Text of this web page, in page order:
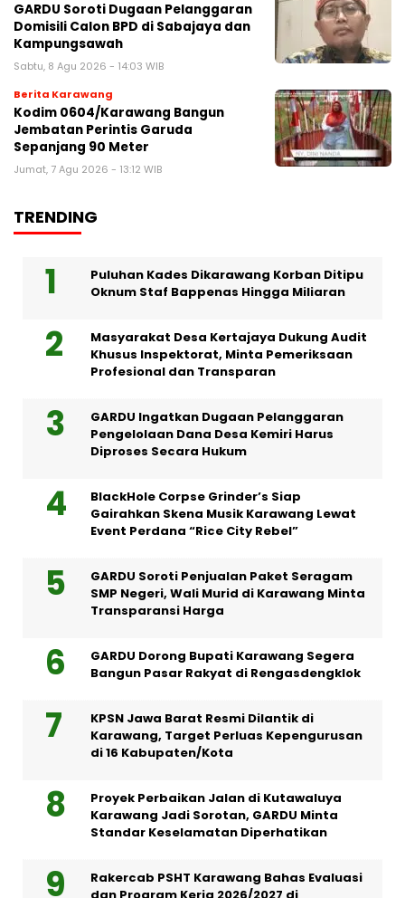
GARDU Soroti Dugaan Pelanggaran
Domisili Calon BPD di Sabajaya dan
Kampungsawah
Sabtu, 8 Agu 2026 - 14:03 WIB
Berita Karawang
Kodim 0604/Karawang Bangun
Jembatan Perintis Garuda
Sepanjang 90 Meter
Jumat, 7 Agu 2026 - 13:12 WIB
TRENDING
Puluhan Kades Dikarawang Korban Ditipu
Oknum Staf Bappenas Hingga Miliaran
Masyarakat Desa Kertajaya Dukung Audit
Khusus Inspektorat, Minta Pemeriksaan
Profesional dan Transparan
GARDU Ingatkan Dugaan Pelanggaran
Pengelolaan Dana Desa Kemiri Harus
Diproses Secara Hukum
BlackHole Corpse Grinder’s Siap
Gairahkan Skena Musik Karawang Lewat
Event Perdana “Rice City Rebel”
GARDU Soroti Penjualan Paket Seragam
SMP Negeri, Wali Murid di Karawang Minta
Transparansi Harga
GARDU Dorong Bupati Karawang Segera
Bangun Pasar Rakyat di Rengasdengklok
KPSN Jawa Barat Resmi Dilantik di
Karawang, Target Perluas Kepengurusan
di 16 Kabupaten/Kota
Proyek Perbaikan Jalan di Kutawaluya
Karawang Jadi Sorotan, GARDU Minta
Standar Keselamatan Diperhatikan
Rakercab PSHT Karawang Bahas Evaluasi